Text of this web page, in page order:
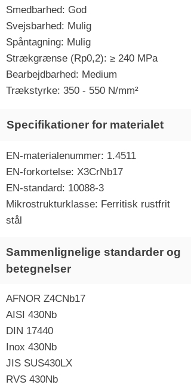
Smedbarhed: God
Svejsbarhed: Mulig
Spåntagning: Mulig
Strækgrænse (Rp0,2): ≥ 240 MPa
Bearbejdbarhed: Medium
Trækstyrke: 350 - 550 N/mm²
Specifikationer for materialet
EN-materialenummer: 1.4511
EN-forkortelse: X3CrNb17
EN-standard: 10088-3
Mikrostrukturklasse: Ferritisk rustfrit
stål
Sammenlignelige standarder og
betegnelser
AFNOR Z4CNb17
AISI 430Nb
DIN 17440
Inox 430Nb
JIS SUS430LX
RVS 430Nb